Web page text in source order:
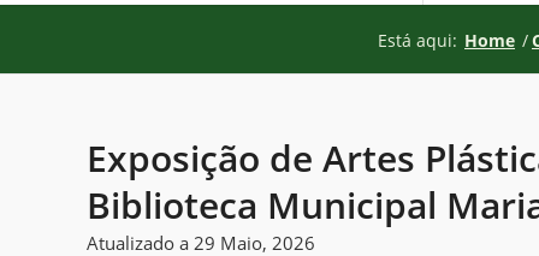
Está aqui: Home /
Exposição de Artes
Biblioteca Municipal
Atualizado a 29 Maio, 2026